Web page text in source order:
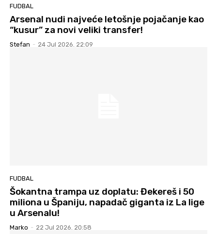
FUDBAL
Arsenal nudi najveće letošnje pojačanje kao
“kusur” za novi veliki transfer!
Stefan - 24 Jul 2026. 22:09
FUDBAL
Šokantna trampa uz doplatu: Đekereš i 50
miliona u Španiju, napadač giganta iz La lige
u Arsenalu!
Marko - 22 Jul 2026. 20:58